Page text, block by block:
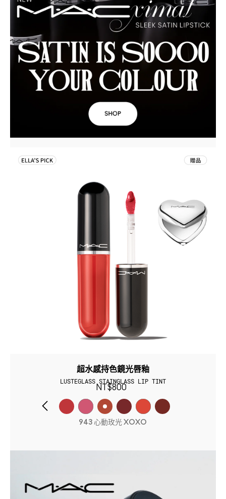
超水感持色鏡光唇釉
LUSTEGLASS STAINGLASS LIP TINT
NT$800
943 心動玫光 XOXO